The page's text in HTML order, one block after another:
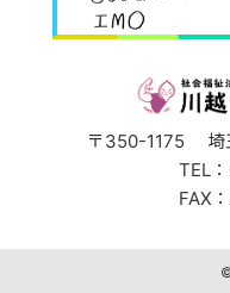
〒350-1175 埼
TEL
FAX